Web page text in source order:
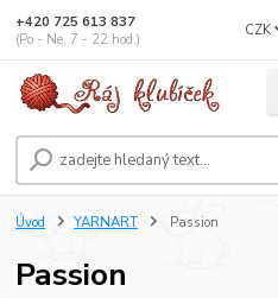
CZK
+420 725 613 837
(Po - Ne, 7 - 22 hod.)
Úvod YARNART Passion
Passion